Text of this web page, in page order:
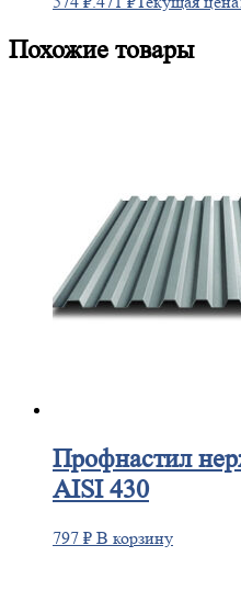
Похожие товары
Профнастил
AISI 430
797 ₽ В корзину